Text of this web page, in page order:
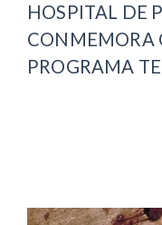
HOSPITAL DE
CONMEMORA
PROGRAMA